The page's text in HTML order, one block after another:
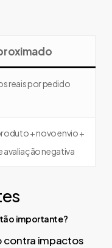
reais por pedido
+ novo envio +
avaliação negativa
importante?
contra impactos